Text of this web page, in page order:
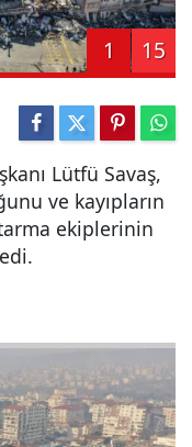
1 15
Lütfü Savaş,
ve kayıpların
ekiplerinin